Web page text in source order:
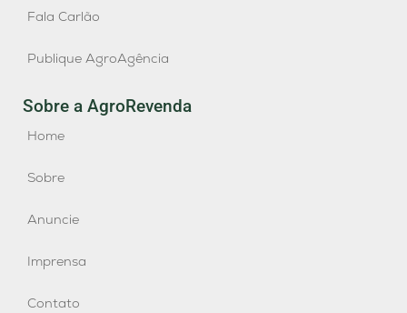
Fala Carlão
Publique AgroAgência
Sobre a AgroRevenda
Home
Sobre
Anuncie
Imprensa
Contato